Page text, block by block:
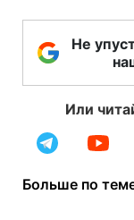
Не
Или
Больше по